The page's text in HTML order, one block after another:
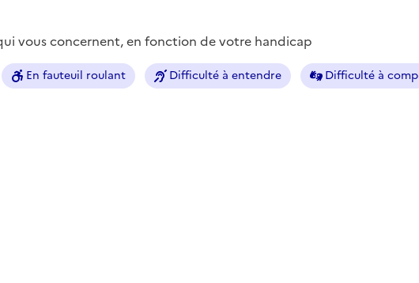
vous concernent, en fonction de votre handicap
En fauteuil roulant Difficulté à entendre Difficulté à